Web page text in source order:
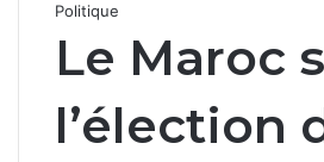
Politique
Le Maroc
l’élection